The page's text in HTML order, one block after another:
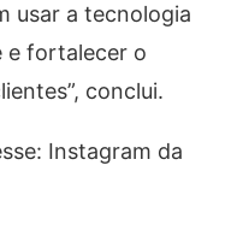
usar a tecnologia
e fortalecer o
conclui.
Instagram da